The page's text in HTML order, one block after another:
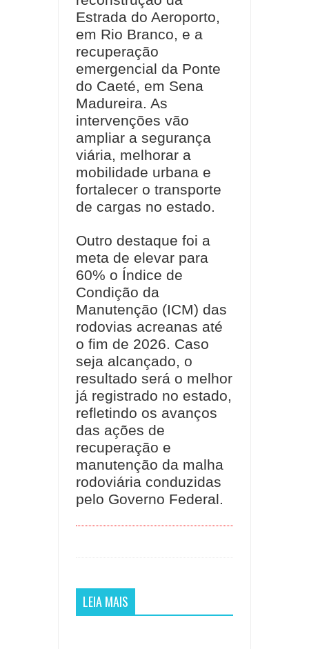
Estrada do Aeroporto,
em Rio Branco, e a
recuperação
emergencial da Ponte
do Caeté, em Sena
Madureira. As
intervenções vão
ampliar a segurança
viária, melhorar a
mobilidade urbana e
fortalecer o transporte
de cargas no estado.
Outro destaque foi a
meta de elevar para
60% o Índice de
Condição da
Manutenção (ICM) das
rodovias acreanas até
o fim de 2026. Caso
seja alcançado, o
resultado será o melhor
já registrado no estado,
refletindo os avanços
das ações de
recuperação e
manutenção da malha
rodoviária conduzidas
pelo Governo Federal.
LEIA MAIS